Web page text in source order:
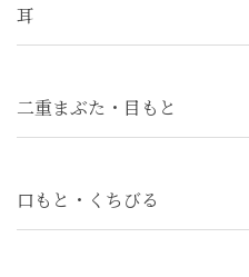
耳
二重まぶた・目もと
口もと・くちびる